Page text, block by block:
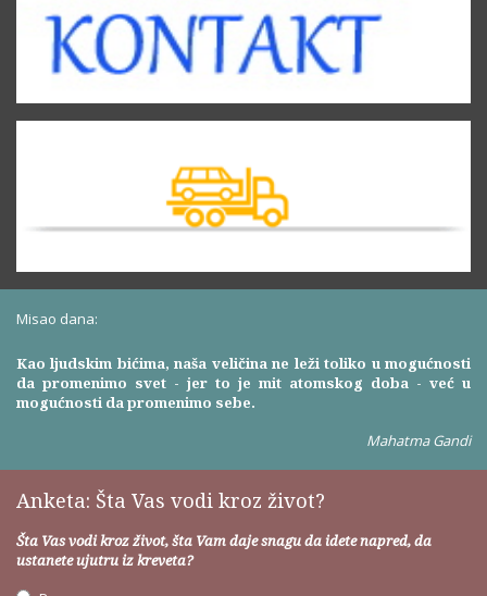
Misao dana:
Kao ljudskim bićima, naša veličina ne leži toliko u mogućnosti
da promenimo svet - jer to je mit atomskog doba - već u
mogućnosti da promenimo sebe.
Mahatma Gandi
Anketa: Šta Vas vodi kroz život?
Šta Vas vodi kroz život, šta Vam daje snagu da idete napred, da
ustanete ujutru iz kreveta?